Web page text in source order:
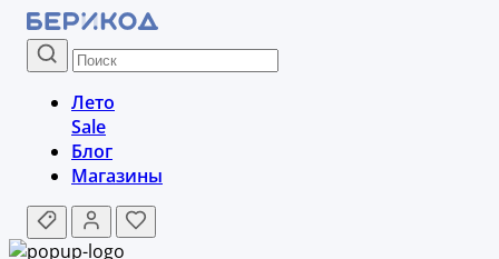
Лето
Sale
Блог
Магазины